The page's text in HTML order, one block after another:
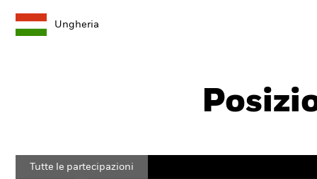
Ungheria
Tutte le partecipazioni